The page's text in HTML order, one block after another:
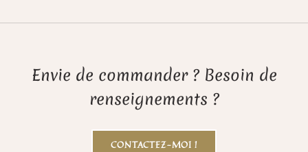
Envie de commander ? Besoin de
renseignements ?
CONTACTEZ-MOI !